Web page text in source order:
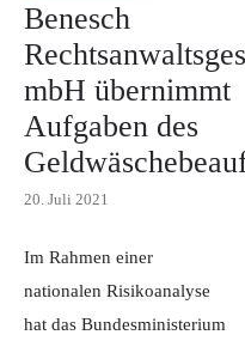
Benesch
mbH übernimmt
Aufgaben des
20. Juli 2021
Im Rahmen einer
nationalen Risikoanalyse
hat das Bundesministerium